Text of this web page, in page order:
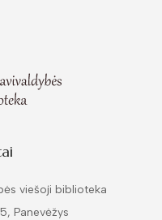
viešoji biblioteka
Panevėžys